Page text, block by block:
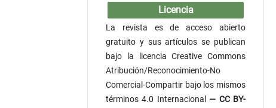
Licencia
La revista es de acceso abierto
gratuito y sus artículos se publican
bajo la licencia Creative Commons
Atribución/Reconocimiento-No
Comercial-Compartir bajo los mismos
términos 4.0 Internacional — CC BY-